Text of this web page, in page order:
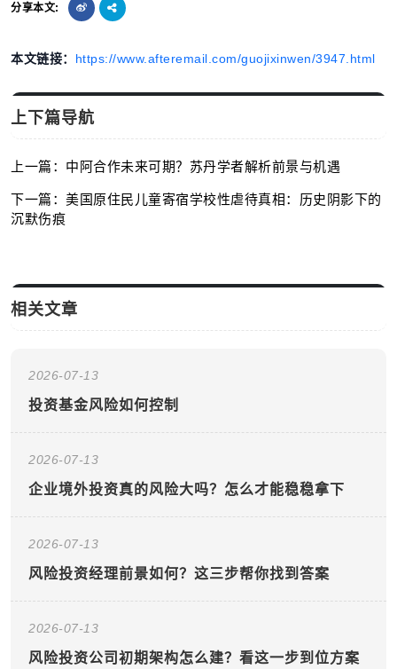
分享本文:
本文链接： https://www.afteremail.com/guojixinwen/3947.html
上下篇导航
上一篇：中阿合作未来可期？苏丹学者解析前景与机遇
下一篇：美国原住民儿童寄宿学校性虐待真相：历史阴影下的
沉默伤痕
相关文章
2026-07-13
投资基金风险如何控制
2026-07-13
企业境外投资真的风险大吗？怎么才能稳稳拿下
2026-07-13
风险投资经理前景如何？这三步帮你找到答案
2026-07-13
风险投资公司初期架构怎么建？看这一步到位方案